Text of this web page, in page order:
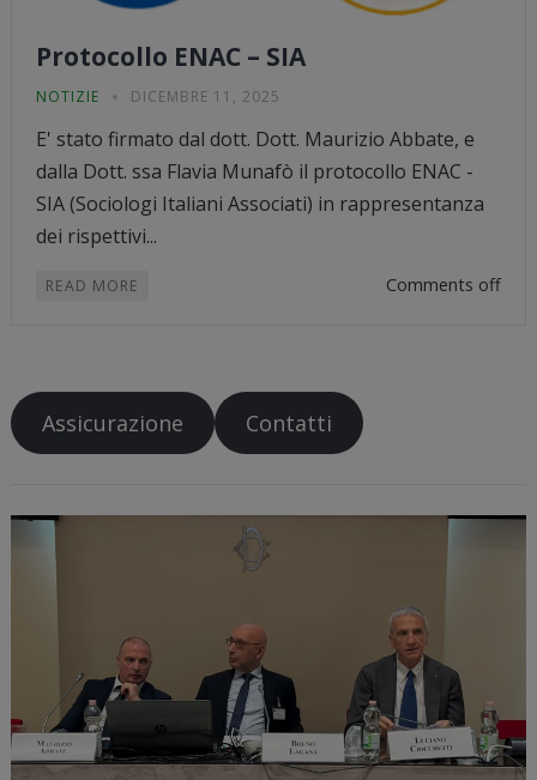
Protocollo ENAC – SIA
NOTIZIE DICEMBRE 11, 2025
E' stato firmato dal dott. Dott. Maurizio Abbate, e
dalla Dott. ssa Flavia Munafò il protocollo ENAC -
SIA (Sociologi Italiani Associati) in rappresentanza
dei rispettivi...
READ MORE Comments off
Assicurazione Contatti